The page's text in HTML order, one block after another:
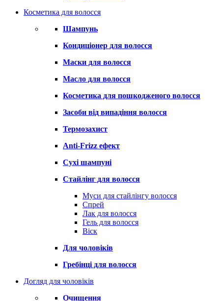
Косметика для волосся
Шампунь
Кондиціонер для волосся
Маски для волосся
Масло для волосся
Косметика для пошкодженого волосся
Засоби від випадіння волосся
Термозахист
Anti-Frizz ефект
Сухі шампуні
Стайлінг для волосся
Муси для стайлінгу волосся
Спрей
Лак для волосся
Гель для волосся
Віск
Для чоловіків
Гребінці для волосся
Догляд для чоловіків
Очищення